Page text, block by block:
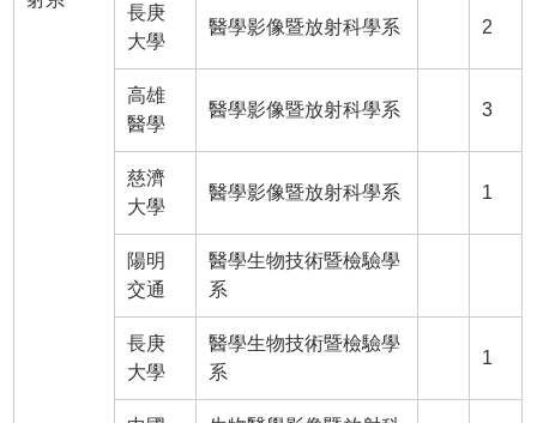
長庚
大學
醫學影像暨放射科學系 2
高雄
醫學
醫學影像暨放射科學系 3
慈濟
大學
醫學影像暨放射科學系 1
陽明
交通
醫學生物技術暨檢驗學
系
長庚
大學
醫學生物技術暨檢驗學
系
1